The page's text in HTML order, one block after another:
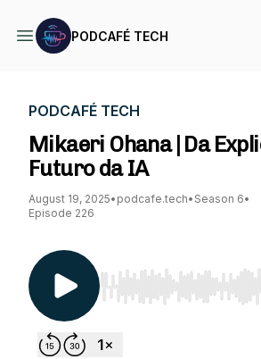
PODCAFÉ TECH
PODCAFÉ TECH
Mikaeri Ohana | Da
Futuro da IA
August 19, 2025• podcafe.tech• Season 6•
Episode 226
Use Left/Right to seek,